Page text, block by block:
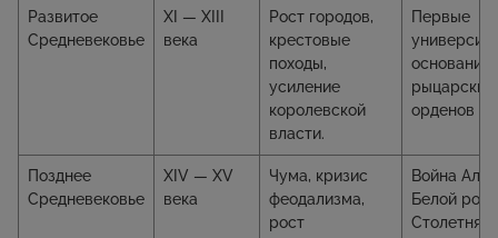
Развитое
Средневековье
XI — XIII
века
Рост городов,
крестовые
походы,
усиление
королевской
власти.
Первые
основание
рыцарских
орденов
Позднее
Средневековье
XIV — XV
века
Чума, кризис
феодализма,
рост
Война
Белой
Столетняя